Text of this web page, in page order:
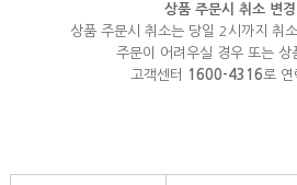
상품 주문시 취소 변경
상품 주문시 취소는 당일 2시까지 취
주문이 어려우실 경우 또는 상
고객센터
1600-4316로 연